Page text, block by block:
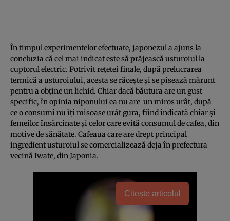
În timpul experimentelor efectuate, japonezul a ajuns la
concluzia că cel mai indicat este să prăjească usturoiul la
cuptorul electric. Potrivit reţetei finale, după prelucrarea
termică a usturoiului, acesta se răceşte şi se pisează mărunt
pentru a obţine un lichid. Chiar dacă băutura are un gust
specific, în opinia niponului ea nu are un miros urât, după
ce o consumi nu îţi misoase urât gura, fiind indicată chiar şi
femeilor însărcinate şi celor care evită consumul de cafea, din
motive de sănătate. Cafeaua care are drept principal
ingredient usturoiul se comercializează deja în prefectura
vecină Iwate, din Japonia.
Citește articolul